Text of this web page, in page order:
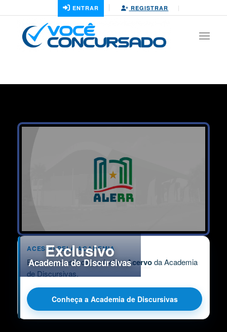
ENTRAR REGISTRAR
Exclusivo
Academia de Discursivas
ACESSO PELA ACADEMIA
Este curso está disponível noAcervoda Academia
de Discursivas.
Conheça a Academia de Discursivas